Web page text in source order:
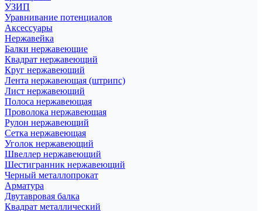
УЗИП
Уравнивание потенциалов
Аксессуары
Нержавейка
Балки нержавеющие
Квадрат нержавеющий
Круг нержавеющий
Лента нержавеющая (штрипс)
Лист нержавеющий
Полоса нержавеющая
Проволока нержавеющая
Рулон нержавеющий
Сетка нержавеющая
Уголок нержавеющий
Швеллер нержавеющий
Шестигранник нержавеющий
Черный металлопрокат
Арматура
Двутавровая балка
Квадрат металлический